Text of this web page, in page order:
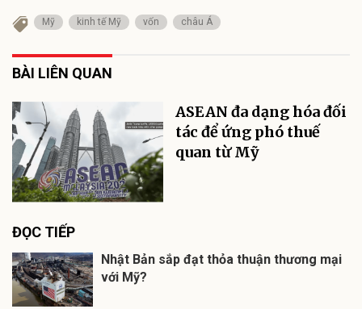
Mỹ kinh tế Mỹ vốn châu Á
BÀI LIÊN QUAN
ASEAN đa dạng hóa đối
tác để ứng phó thuế
quan từ Mỹ
ĐỌC TIẾP
Nhật Bản sắp đạt thỏa thuận thương mại
với Mỹ?